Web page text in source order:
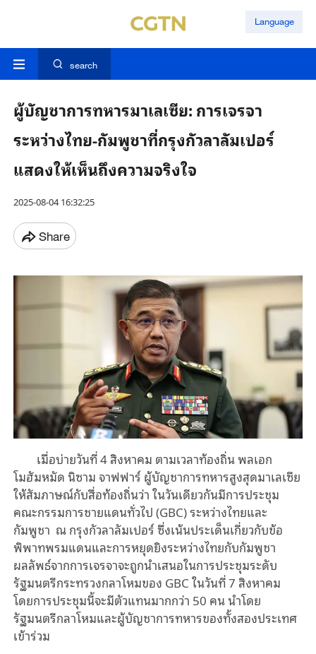
Language
search
ผู้บัญชาการทหารมาเลเซีย: การเจรจา
ระหว่างไทย-กัมพูชาที่กรุงกัวลาลัมเปอร์
แสดงให้เห็นถึงความจริงใจ
2025-08-04 16:32:25
Share
เมื่อบ่ายวันที่ 4 สิงหาคม ตามเวลาท้องถิ่น พลเอก
โมฮัมหมัด นิซาม จาฟฟาร์ ผู้บัญชาการทหารสูงสุดมาเลเซีย
ให้สัมภาษณ์กับสื่อท้องถิ่นว่า ในวันเดียวกันมีการประชุม
คณะกรรมการชายแดนทั่วไป (GBC) ระหว่างไทยและ
กัมพูชา ณ กรุงกัวลาลัมเปอร์ ซึ่งเน้นประเด็นเกี่ยวกับข้อ
พิพาทพรมแดนและการหยุดยิงระหว่างไทยกับกัมพูชา
ผลลัพธ์จากการเจรจาจะถูกนำเสนอในการประชุมระดับ
รัฐมนตรีกระทรวงกลาโหมของ GBC ในวันที่ 7 สิงหาคม
โดยการประชุมนี้จะมีตัวแทนมากกว่า 50 คน นำโดย
รัฐมนตรีกลาโหมและผู้บัญชาการทหารของทั้งสองประเทศ
เข้าร่วม